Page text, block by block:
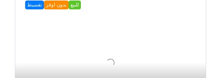
للبيع بدون اوفر تقسيط